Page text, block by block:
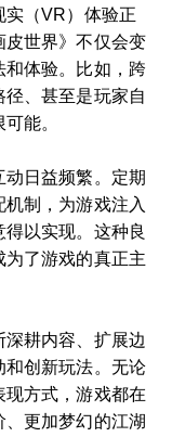
实（VR）体验正
皮世界》不仅会变
体验。比如，跨
、甚至是玩家自
能。
日益频繁。定期
制，为游戏注入
以实现。这种良
了游戏的真正主
耕内容、扩展边
和创新玩法。无论
方式，游戏都在
更加梦幻的江湖